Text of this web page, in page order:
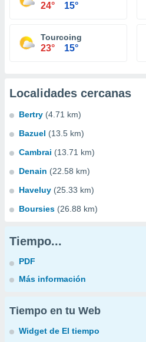
24° 15°
Tourcoing
23° 15°
Localidades cercanas
Bertry (4.71 km)
Bazuel (13.5 km)
Cambrai (13.71 km)
Denain (22.58 km)
Haveluy (25.33 km)
Boursies (26.88 km)
Tiempo...
PDF
Más información
Tiempo en tu Web
Widget de El tiempo